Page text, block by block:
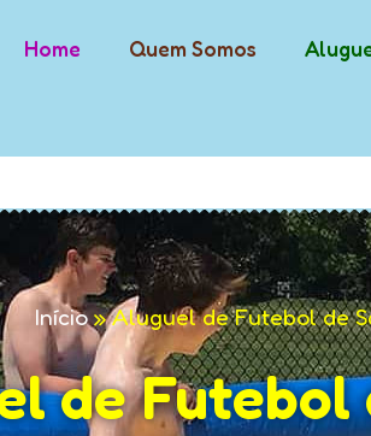
Home Quem Somos
Início»Aluguel de Futebol de
de Futebol